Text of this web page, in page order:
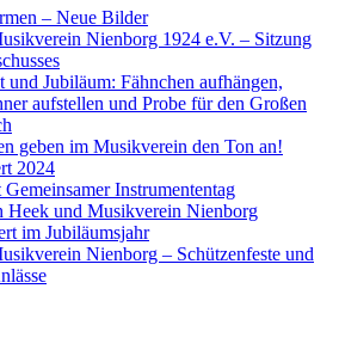
– Neue Bilder
Nienborg 1924 e.V. – Sitzung
und Jubiläum: Fähnchen aufhängen,
aufstellen und Probe für den Großen
geben im Musikverein den Ton an!
2024
Instrumententag
Heek und Musikverein Nienborg
im Jubiläumsjahr
Nienborg – Schützenfeste und